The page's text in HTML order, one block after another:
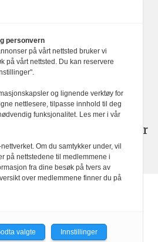
etter Vær Varsom-
god presseskikk. Her
omPFUsarbeid.
personvern
på vårt nettsted bruker vi
på vårt nettsted. Du kan reservere
og lignende verktøy for
nettlesere, tilpasse innhold til deg
funksjonalitet. Les mer i vår
Om du samtykker under, vil
på nettstedene til medlemmene i
fra dine besøk på tvers av
over medlemmene finner du på
valgte Innstillinger